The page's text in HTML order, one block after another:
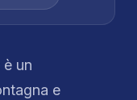
un
e